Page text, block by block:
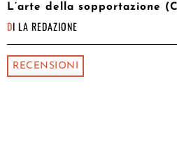
L’arte della sopportazione
DI LA REDAZIONE
RECENSIONI